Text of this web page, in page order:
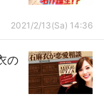
2021/2/13(Sa) 14:36
の